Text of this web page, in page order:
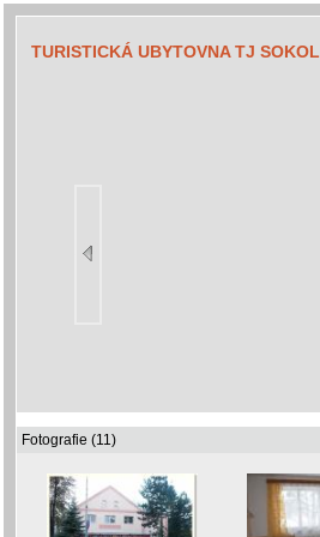
TURISTICKÁ UBYTOVNA TJ
Fotografie (11)